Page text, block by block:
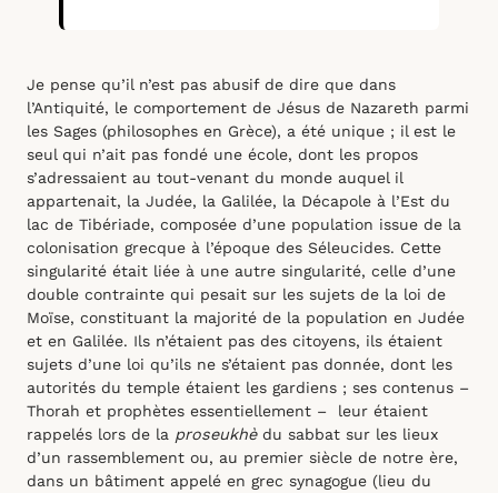
Je pense qu’il n’est pas abusif de dire que dans
l’Antiquité, le comportement de Jésus de Nazareth parmi
les Sages (philosophes en Grèce), a été unique ; il est le
seul qui n’ait pas fondé une école, dont les propos
s’adressaient au tout-venant du monde auquel il
appartenait, la Judée, la Galilée, la Décapole à l’Est du
lac de Tibériade, composée d’une population issue de la
colonisation grecque à l’époque des Séleucides. Cette
singularité était liée à une autre singularité, celle d’une
double contrainte qui pesait sur les sujets de la loi de
Moïse, constituant la majorité de la population en Judée
et en Galilée. Ils n’étaient pas des citoyens, ils étaient
sujets d’une loi qu’ils ne s’étaient pas donnée, dont les
autorités du temple étaient les gardiens ; ses contenus –
Thorah et prophètes essentiellement – leur étaient
rappelés lors de la proseukhè du sabbat sur les lieux
d’un rassemblement ou, au premier siècle de notre ère,
dans un bâtiment appelé en grec synagogue (lieu du